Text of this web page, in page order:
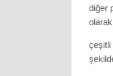
diğer
çeşitli